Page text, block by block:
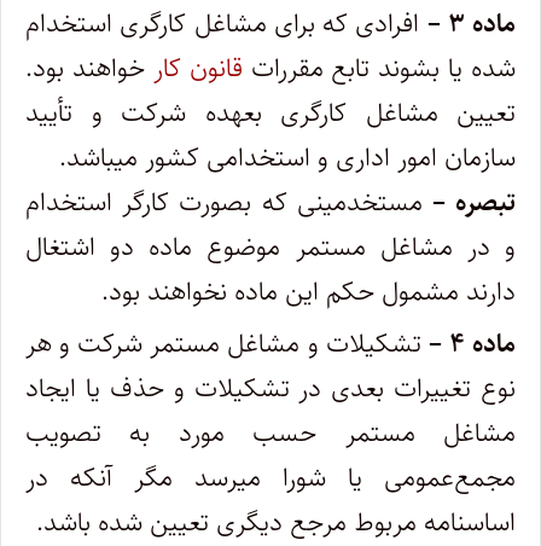
ماده ۳ –
افرادی که برای مشاغل کارگری استخدام
شده یا بشوند تابع مقررات قانون کار خواهند بود.
تعیین مشاغل کارگری بعهده شرکت و تأیید
‌سازمان امور اداری و استخدامی کشور میباشد.
‌تبصره – مستخدمینی که بصورت کارگر استخدام
و در مشاغل مستمر موضوع ماده دو اشتغال
دارند مشمول حکم این ماده نخواهند بود. ‌
ماده ۴ –
تشکیلات و مشاغل مستمر شرکت و هر
نوع تغییرات بعدی در تشکیلات و حذف یا ایجاد
مشاغل مستمر حسب مورد به تصویب
مجمع‌عمومی یا شورا میرسد مگر آنکه در
اساسنامه مربوط مرجع دیگری تعیین شده باشد.